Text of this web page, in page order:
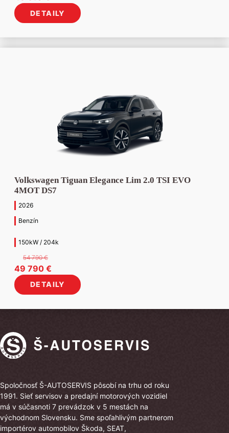
cena
bola:
510 €.
cena
je:
510 €.
DETAILY
Volkswagen Tiguan Elegance Lim 2.0 TSI EVO
4MOT DS7
2026
Benzín
150kW / 204k
54 790€
Pôvodná
cena
bola:
49 790 €Aktuálna
cena
je:
DETAILY
Spoločnosť Š-AUTOSERVIS pôsobí na trhu od roku
1991. Sieť servisov a predajní motorových vozidiel
má v súčasnoti 7 prevádzok v 5 mestách na
východnom Slovensku. Sme spoľahlivým partnerom
importérov automobilov Škoda, SEAT,